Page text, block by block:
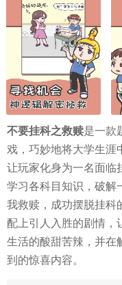
不要挂科之救赎是一款
戏，巧妙地将大学生涯
让玩家化身为一名面临
学习各科目知识，破解
我救赎，成功摆脱挂科
配上引人入胜的剧情，
生活的酸甜苦辣，并在
到的惊喜内容。